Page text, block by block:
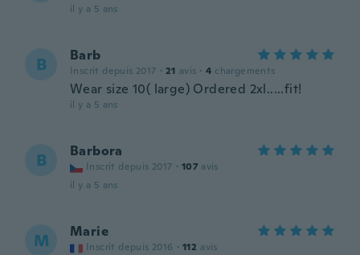
il y a 5 ans
B Barb
Inscrit depuis 2017 · 21 avis · 4 chargements
Wear size 10( large) Ordered 2xl.....fit!
il y a 5 ans
B Barbora
Inscrit depuis 2017 · 107 avis
il y a 5 ans
M Marie
Inscrit depuis 2016 · 112 avis